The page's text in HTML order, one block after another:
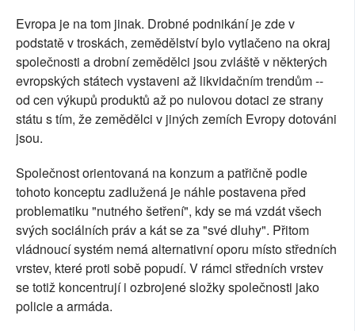
Evropa je na tom jinak. Drobné podnikání je zde v
podstatě v troskách, zemědělství bylo vytlačeno na okraj
společnosti a drobní zemědělci jsou zvláště v některých
evropských státech vystaveni až likvidačním trendům --
od cen výkupů produktů až po nulovou dotaci ze strany
státu s tím, že zemědělci v jiných zemích Evropy dotováni
jsou.
Společnost orientovaná na konzum a patřičně podle
tohoto konceptu zadlužená je náhle postavena před
problematiku "nutného šetření", kdy se má vzdát všech
svých sociálních práv a kát se za "své dluhy". Přitom
vládnoucí systém nemá alternativní oporu místo středních
vrstev, které proti sobě popudí. V rámci středních vrstev
se totiž koncentrují i ozbrojené složky společnosti jako
policie a armáda.